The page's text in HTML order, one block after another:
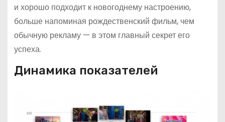
и хорошо подходит к новогоднему настроению,
больше напоминая рождественский фильм, чем
обычную рекламу — в этом главный секрет его
успеха.
Динамика показателей